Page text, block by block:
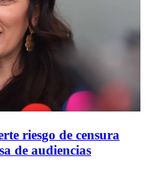
riesgo de censura
de audiencias